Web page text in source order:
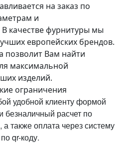
на заказ по
и
качестве фурнитуры мы
европейских брендов.
позволит Вам найти
максимальной
изделий.
ограничения
удобной клиенту формой
безналичный расчет по
а также оплата через систему
qr-коду.